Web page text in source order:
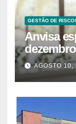
GESTÃO DE
Anvisa
análogos
AGOSTO